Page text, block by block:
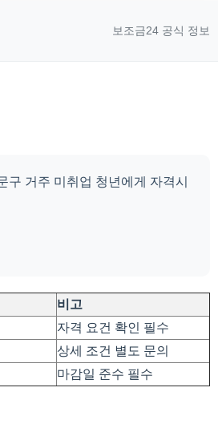
보조금24 공식 정보
거주 미취업 청년에게 자격시
비고
자격 요건 확인 필수
상세 조건 별도 문의
마감일 준수 필수